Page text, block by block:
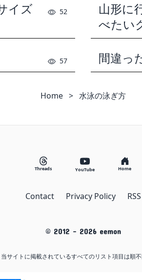
イズ 52
山形に
べたい
57 間違っ
Home > 水泳の泳ぎ方
Threads YouTube Home
Contact Privacy Policy RSS
© 2012 - 2026eemon
当サイトに掲載されているすべてのリスト項目は順不